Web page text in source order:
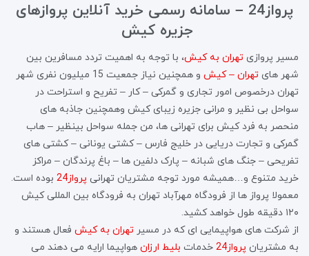
پرواز24 – سامانه رسمی خرید آنلاین پروازهای
جزیره کیش
مسیر پروازی تهران به کیش، با توجه به اهمیت تردد مسافرین بین
شهر های تهران – کیش
و همچنین نیاز جمعیت 15 میلیون نفری شهر
تهران درخصوص امور تجاری و گمرکی – کار – تفریح و استراحت در
سواحل بی نظیر و مرانی جزیره زیبای کیش وهمچنین جاذبه های
منحصر به فرد کیش برای تهرانی ها، من جمله سواحل بینظیر – هاب
گمرکی و تجارت دریایی در خلیج فارس – کشتی یونانی – کشتی های
تفریحی – جنگ های شبانه – پارک دلفین ها – باغ پرندگان – مراکز
خرید متنوع و…همیشه مورد توجه مشتریان تهرانی پرواز24
بوده است.
معمولا پرواز ها از فرودگاه مهرآباد تهران به فرودگاه بین المللی کیش
۱۲۰ دقیقه طول خواهد کشید.
از شرکت های هواپیمایی ای که در مسیر تهران به کیش فعال هستند و
به مشتریان پرواز24 خدمات بلیط ارزان هواپیما ارایه می دهند می